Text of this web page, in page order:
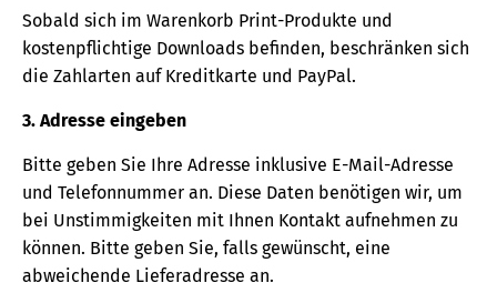
Sobald sich im Warenkorb Print-Produkte und
kostenpflichtige Downloads befinden, beschränken sich
die Zahlarten auf Kreditkarte und PayPal.
3. Adresse eingeben
Bitte geben Sie Ihre Adresse inklusive E-Mail-Adresse
und Telefonnummer an. Diese Daten benötigen wir, um
bei Unstimmigkeiten mit Ihnen Kontakt aufnehmen zu
können. Bitte geben Sie, falls gewünscht, eine
abweichende Lieferadresse an.